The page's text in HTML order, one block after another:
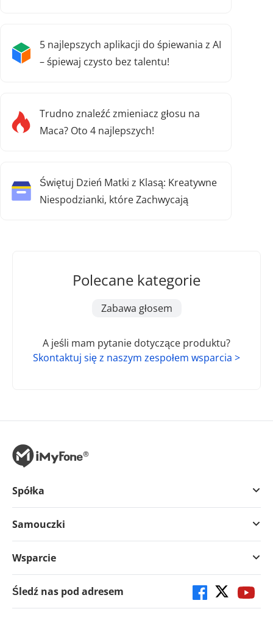
5 najlepszych aplikacji do śpiewania z AI
– śpiewaj czysto bez talentu!
Trudno znaleźć zmieniacz głosu na
Maca? Oto 4 najlepszych!
Świętuj Dzień Matki z Klasą: Kreatywne
Niespodzianki, które Zachwycają
Polecane kategorie
Zabawa głosem
A jeśli mam pytanie dotyczące produktu?
Skontaktuj się z naszym zespołem wsparcia >
Spółka
Samouczki
Wsparcie
Śledź nas pod adresem